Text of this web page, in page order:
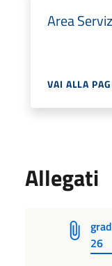
Area
VAI ALLA
Allegati
26